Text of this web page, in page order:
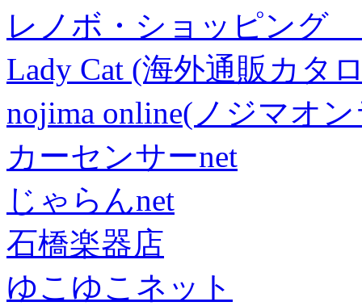
レノボ・ショッピング
Lady Cat (海外通販カタ
nojima online(ノジマオ
カーセンサーnet
じゃらんnet
石橋楽器店
ゆこゆこネット